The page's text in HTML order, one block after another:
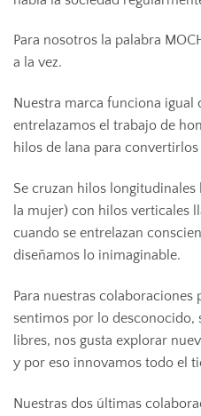
Para nosotros la palabra
a la vez.
Nuestra marca funciona igual
entrelazamos el trabajo de
hilos de lana para
Se cruzan hilos longitudinales
la mujer) con hilos verticales
cuando se entrelazan
diseñamos lo inimaginable.
Para nuestras
sentimos por lo desconocido,
libres, nos gusta explorar
y por eso innovamos todo el
Nuestras dos últimas